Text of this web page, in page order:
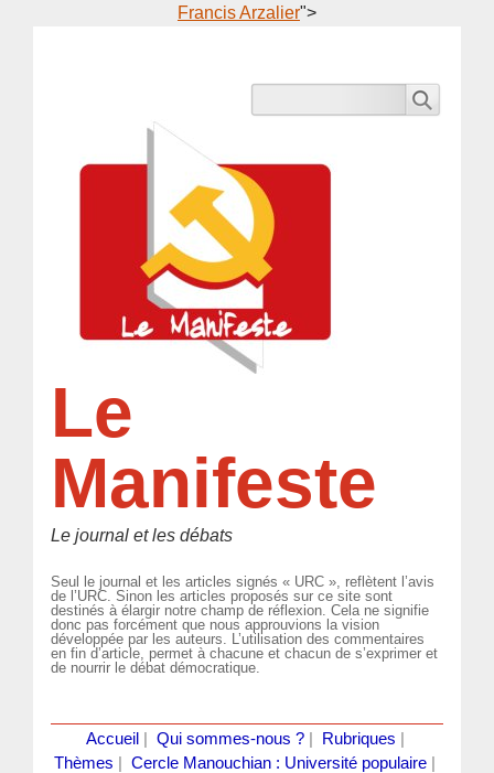
Francis Arzalier">
Le
Manifeste
Le journal et les débats
Seul le journal et les articles signés « URC », reflètent l’avis
de l’URC. Sinon les articles proposés sur ce site sont
destinés à élargir notre champ de réflexion. Cela ne signifie
donc pas forcément que nous approuvions la vision
développée par les auteurs. L’utilisation des commentaires
en fin d’article, permet à chacune et chacun de s’exprimer et
de nourrir le débat démocratique.
Accueil Qui sommes-nous ?| Rubriques
Thèmes
Cercle Manouchian : Université populaire